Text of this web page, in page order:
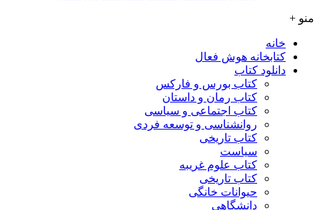
منو +
خانه
کتابخانه هوش فعال
دانلود کتاب
کتاب بورس و فارکس
کتاب رمان و داستان
کتاب اجتماعی و سیاسی
روانشناسی و توسعه فردی
کتاب تاریخی
سیاست
کتاب علوم غریبه
کتاب تاریخی
حیوانات خانگی
دانشگاهی